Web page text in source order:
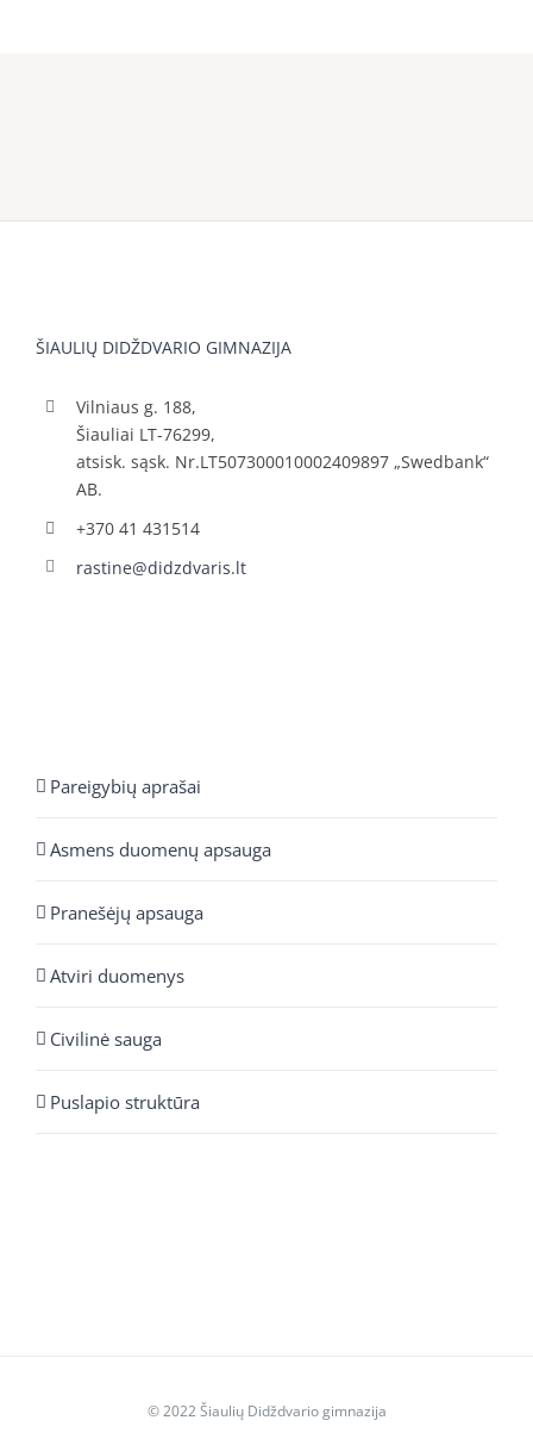
ŠIAULIŲ DIDŽDVARIO GIMNAZIJA
Vilniaus g. 188,
Šiauliai LT-76299,
atsisk. sąsk. Nr.LT507300010002409897 „Swedbank“
AB.
+370 41 431514
rastine@didzdvaris.lt
Pareigybių aprašai
Asmens duomenų apsauga
Pranešėjų apsauga
Atviri duomenys
Civilinė sauga
Puslapio struktūra
© 2022 Šiaulių Didždvario gimnazija